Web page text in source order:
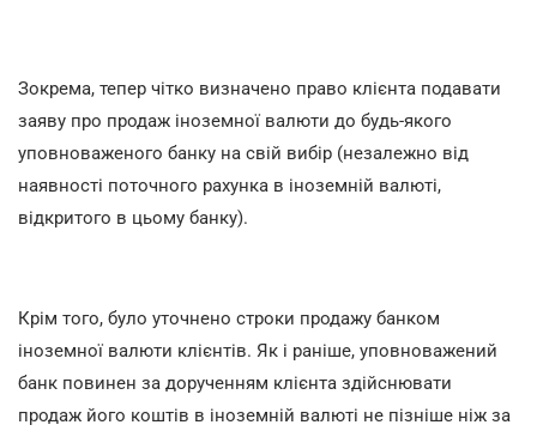
Зокрема, тепер чітко визначено право клієнта подавати
заяву про продаж іноземної валюти до будь-якого
уповноваженого банку на свій вибір (незалежно від
наявності поточного рахунка в іноземній валюті,
відкритого в цьому банку).
Крім того, було уточнено строки продажу банком
іноземної валюти клієнтів. Як і раніше, уповноважений
банк повинен за дорученням клієнта здійснювати
продаж його коштів в іноземній валюті не пізніше ніж за